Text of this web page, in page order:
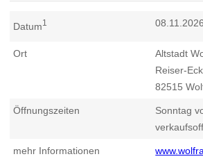
Datum1 08.11.2026
Ort
Altstadt
Reiser-
82515
Öffnungszeiten
Sonntag
mehr Informationen